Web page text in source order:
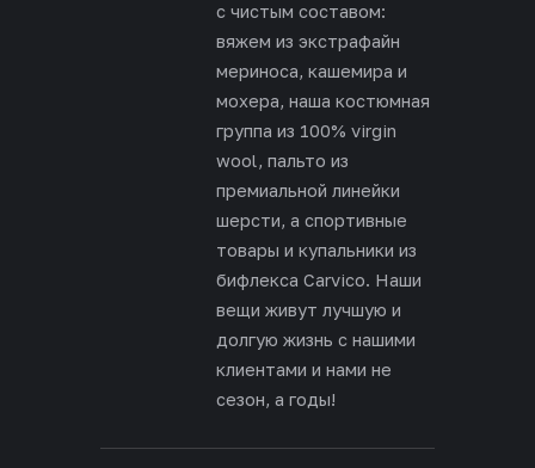
с чистым составом:
вяжем из экстрафайн
мериноса, кашемира и
мохера, наша костюмная
группа из 100% virgin
wool, пальто из
премиальной линейки
шерсти, а спортивные
товары и купальники из
бифлекса Carvico. Наши
вещи живут лучшую и
долгую жизнь с нашими
клиентами и нами не
сезон, а годы!